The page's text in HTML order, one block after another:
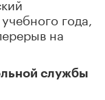
года,
на
службы